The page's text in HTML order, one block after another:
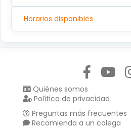
Horarios disponibles
Quiénes somos
Política de privacidad
Preguntas más frecuentes
Recomienda a un colega